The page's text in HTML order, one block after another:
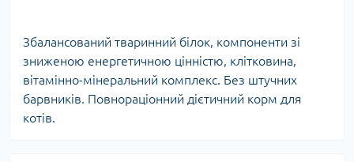
Збалансований тваринний білок, компоненти зі
зниженою енергетичною цінністю, клітковина,
вітамінно-мінеральний комплекс. Без штучних
барвників. Повнораціонний дієтичний корм для
котів.